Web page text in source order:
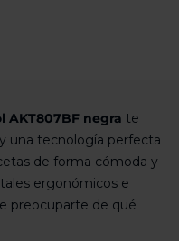
AKT807BF negra te
una tecnología perfecta
de forma cómoda y
ergonómicos e
preocuparte de qué